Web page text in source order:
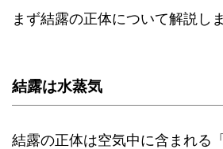
まず結露の正体について解説しま
結露は水蒸気
結露の正体は空気中に含まれる